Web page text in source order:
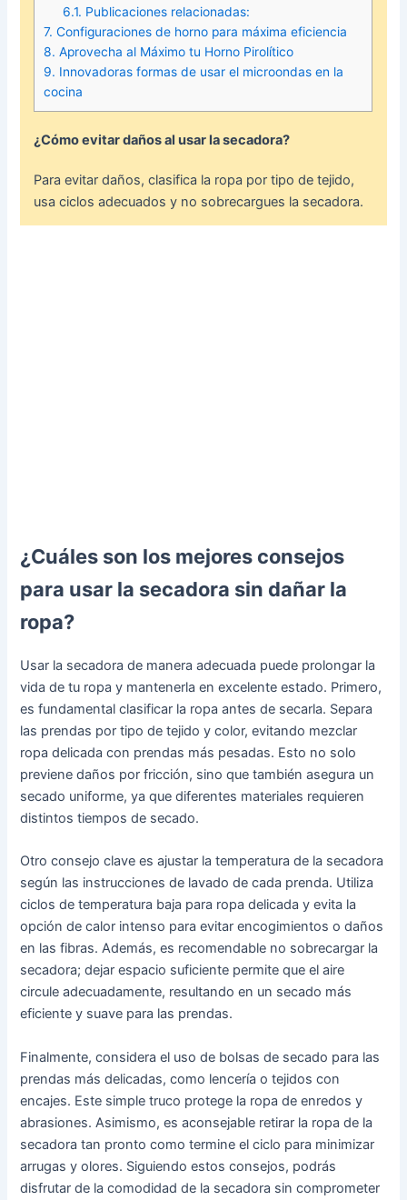
6.1. Publicaciones relacionadas:
7. Configuraciones de horno para máxima eficiencia
8. Aprovecha al Máximo tu Horno Pirolítico
9. Innovadoras formas de usar el microondas en la
cocina
¿Cómo evitar daños al usar la secadora?
Para evitar daños, clasifica la ropa por tipo de tejido,
usa ciclos adecuados y no sobrecargues la secadora.
¿Cuáles son los mejores consejos
para usar la secadora sin dañar la
ropa?
Usar la secadora de manera adecuada puede prolongar la
vida de tu ropa y mantenerla en excelente estado. Primero,
es fundamental clasificar la ropa antes de secarla. Separa
las prendas por tipo de tejido y color, evitando mezclar
ropa delicada con prendas más pesadas. Esto no solo
previene daños por fricción, sino que también asegura un
secado uniforme, ya que diferentes materiales requieren
distintos tiempos de secado.
Otro consejo clave es ajustar la temperatura de la secadora
según las instrucciones de lavado de cada prenda. Utiliza
ciclos de temperatura baja para ropa delicada y evita la
opción de calor intenso para evitar encogimientos o daños
en las fibras. Además, es recomendable no sobrecargar la
secadora; dejar espacio suficiente permite que el aire
circule adecuadamente, resultando en un secado más
eficiente y suave para las prendas.
Finalmente, considera el uso de bolsas de secado para las
prendas más delicadas, como lencería o tejidos con
encajes. Este simple truco protege la ropa de enredos y
abrasiones. Asimismo, es aconsejable retirar la ropa de la
secadora tan pronto como termine el ciclo para minimizar
arrugas y olores. Siguiendo estos consejos, podrás
disfrutar de la comodidad de la secadora sin comprometer